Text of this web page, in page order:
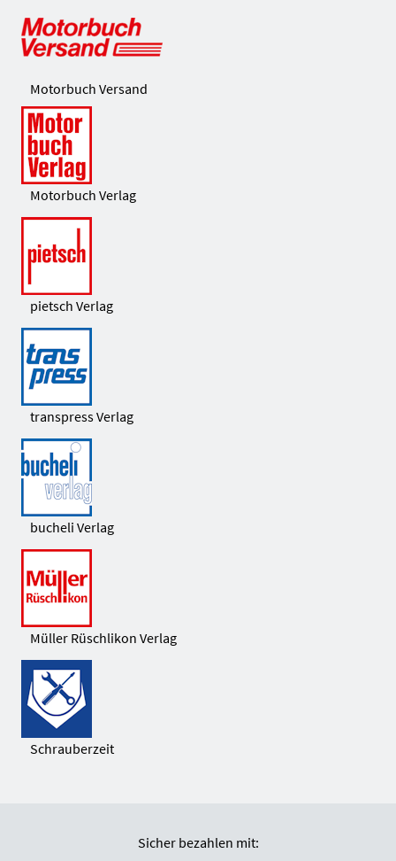
Motorbuch Versand
Motorbuch Verlag
pietsch Verlag
transpress Verlag
bucheli Verlag
Müller Rüschlikon Verlag
Schrauberzeit
Sicher bezahlen mit: